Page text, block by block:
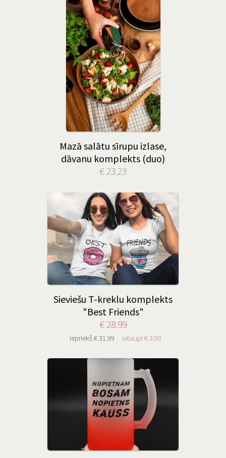
Mazā salātu sīrupu izlase,
dāvanu komplekts (duo)
€ 23.23
Sieviešu T-kreklu komplekts
"Best Friends"
€ 28.99
iepriekš € 31.99 ietaupi € 3.00